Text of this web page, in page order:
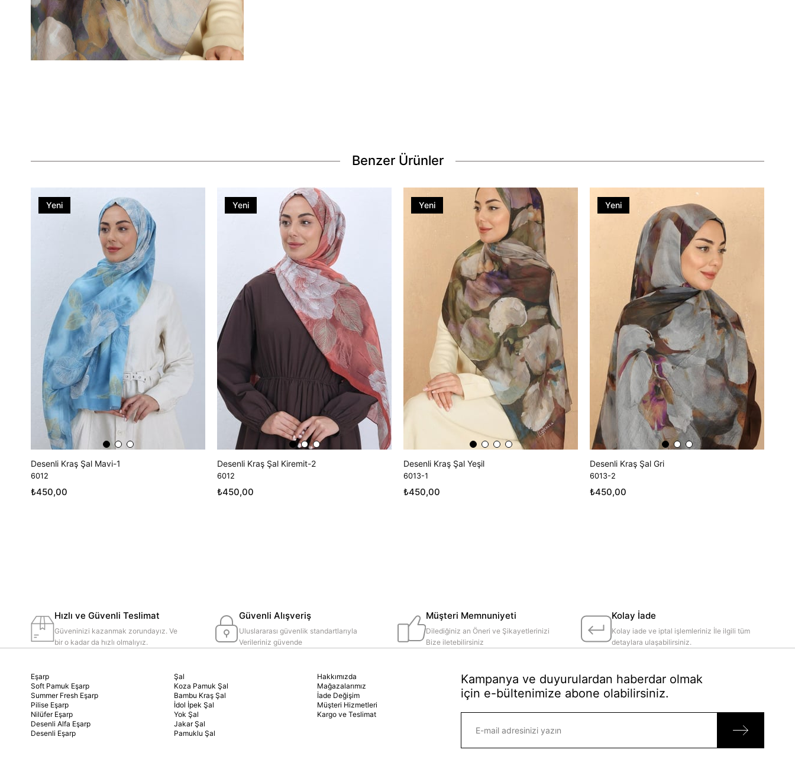
Benzer Ürünler
Desenli Kraş Şal Mavi-1
6012
₺450,00
Yeni
Desenli Kraş Şal Kiremit-2
6012
₺450,00
Yeni
Desenli Kraş Şal Yeşil
6013-1
₺450,00
Yeni
Desenli Kraş Şal Gri
6013-2
₺450,00
Yeni
Hızlı ve Güvenli Teslimat
Güveninizi kazanmak zorundayız. Ve
bir o kadar da hızlı olmalıyız.
Güvenli Alışveriş
Uluslararası güvenlik standartlarıyla
Verileriniz güvende
Müşteri Memnuniyeti
Dilediğiniz an Öneri ve Şikayetlerinizi
Bize iletebilirsiniz
Kolay İade
Kolay iade ve iptal işlemleriniz İle ilgili tüm
detaylara ulaşabilirsiniz.
Eşarp
Soft Pamuk Eşarp
Summer Fresh Eşarp
Pilise Eşarp
Nilüfer Eşarp
Desenli Alfa Eşarp
Desenli Eşarp
Şal
Koza Pamuk Şal
Bambu Kraş Şal
İdol İpek Şal
Yok Şal
Jakar Şal
Pamuklu Şal
Hakkımızda
Mağazalarımız
İade Değişim
Müşteri Hizmetleri
Kargo ve Teslimat
Kampanya ve duyurulardan haberdar olmak
için e-bültenimize abone olabilirsiniz.